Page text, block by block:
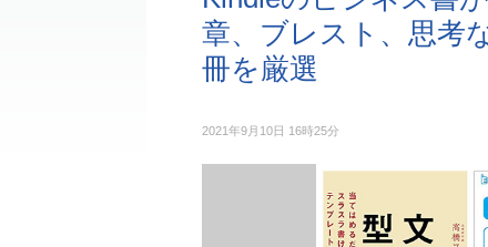
章、ブレスト、思考
冊を厳選
2021年9月10日 16時25分